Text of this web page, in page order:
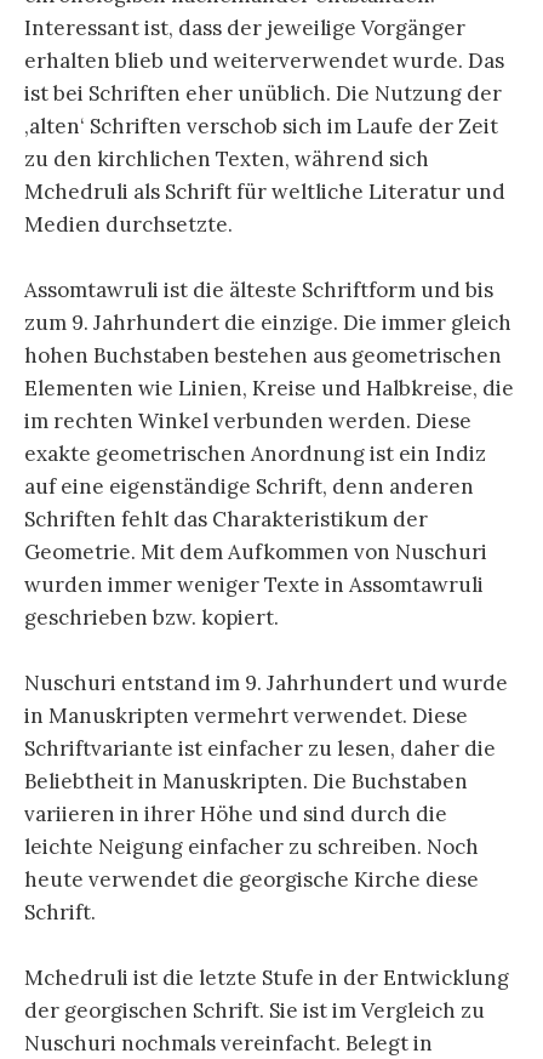
Interessant ist, dass der jeweilige Vorgänger
erhalten blieb und weiterverwendet wurde. Das
ist bei Schriften eher unüblich. Die Nutzung der
‚alten‘ Schriften verschob sich im Laufe der Zeit
zu den kirchlichen Texten, während sich
Mchedruli als Schrift für weltliche Literatur und
Medien durchsetzte.
Assomtawruli ist die älteste Schriftform und bis
zum 9. Jahrhundert die einzige. Die immer gleich
hohen Buchstaben bestehen aus geometrischen
Elementen wie Linien, Kreise und Halbkreise, die
im rechten Winkel verbunden werden. Diese
exakte geometrischen Anordnung ist ein Indiz
auf eine eigenständige Schrift, denn anderen
Schriften fehlt das Charakteristikum der
Geometrie. Mit dem Aufkommen von Nuschuri
wurden immer weniger Texte in Assomtawruli
geschrieben bzw. kopiert.
Nuschuri entstand im 9. Jahrhundert und wurde
in Manuskripten vermehrt verwendet. Diese
Schriftvariante ist einfacher zu lesen, daher die
Beliebtheit in Manuskripten. Die Buchstaben
variieren in ihrer Höhe und sind durch die
leichte Neigung einfacher zu schreiben. Noch
heute verwendet die georgische Kirche diese
Schrift.
Mchedruli ist die letzte Stufe in der Entwicklung
der georgischen Schrift. Sie ist im Vergleich zu
Nuschuri nochmals vereinfacht. Belegt in